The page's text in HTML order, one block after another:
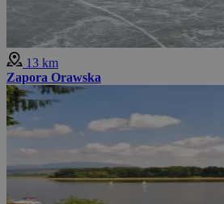
13 km
Zapora Orawska